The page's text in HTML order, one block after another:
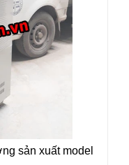
sản xuất model